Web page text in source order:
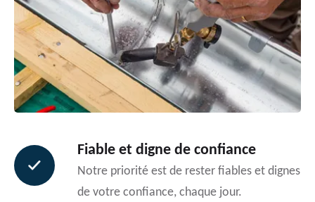
Fiable et digne de confiance
Notre priorité est de rester fiables et dignes
de votre confiance, chaque jour.